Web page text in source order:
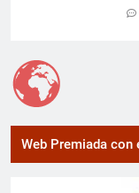
Web Premiada con